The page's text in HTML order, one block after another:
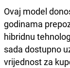
Ovaj model
godinama
hibridnu
sada dostupno
vrijednost za